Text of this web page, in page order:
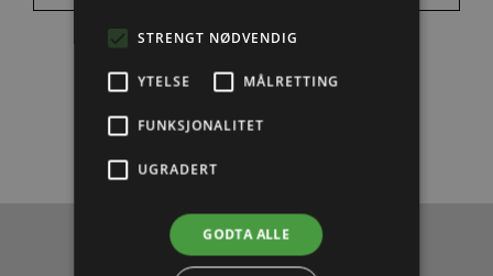
« Tilbake til aktuelt
STRENGT NØDVENDIG
YTELSE MÅLRETTING
FUNKSJONALITET
UGRADERT
GODTA ALLE